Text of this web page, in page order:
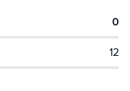
0
12